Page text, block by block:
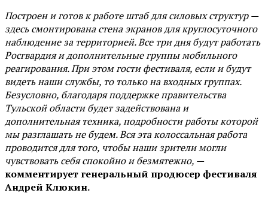
Построен и готов к работе штаб для силовых структур —
здесь смонтирована стена экранов для круглосуточного
наблюдение за территорией. Все три дня будут работать
Росгвардия и дополнительные группы мобильного
реагирования. При этом гости фестиваля, если и будут
видеть наши службы, то только на входных группах.
Безусловно, благодаря поддержке правительства
Тульской области будет задействована и
дополнительная техника, подробности работы которой
мы разглашать не будем. Вся эта колоссальная работа
проводится для того, чтобы наши зрители могли
чувствовать себя спокойно и безмятежно, —
комментирует генеральный продюсер фестиваля
Андрей Клюкин.